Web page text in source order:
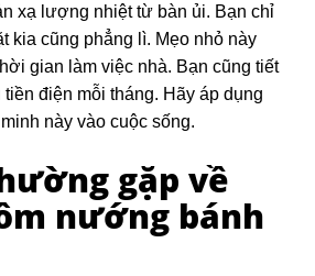
xạ lượng nhiệt từ bàn ủi. Bạn chỉ
kia cũng phẳng lì. Mẹo nhỏ này
gian làm việc nhà. Bạn cũng tiết
điện mỗi tháng. Hãy áp dụng
này vào cuộc sống.
gặp về
nướng bánh